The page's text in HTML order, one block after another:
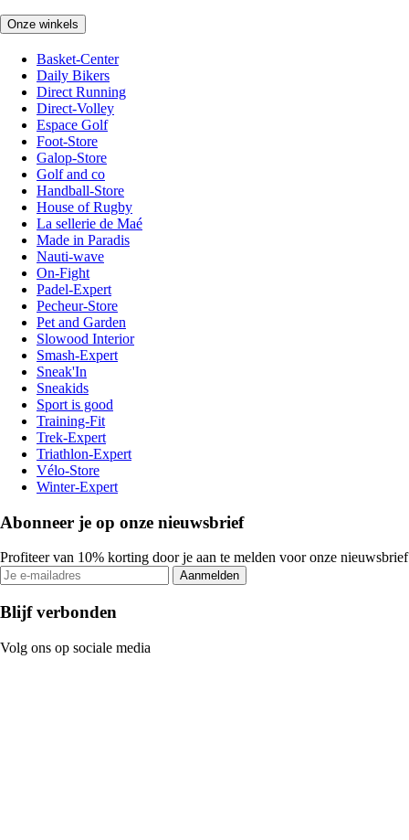
Onze winkels
Basket-Center
Daily Bikers
Direct Running
Direct-Volley
Espace Golf
Foot-Store
Galop-Store
Golf and co
Handball-Store
House of Rugby
La sellerie de Maé
Made in Paradis
Nauti-wave
On-Fight
Padel-Expert
Pecheur-Store
Pet and Garden
Slowood Interior
Smash-Expert
Sneak'In
Sneakids
Sport is good
Training-Fit
Trek-Expert
Triathlon-Expert
Vélo-Store
Winter-Expert
Abonneer je op onze nieuwsbrief
Profiteer van 10% korting door je aan te melden voor onze nieuwsbrief
Aanmelden
Blijf verbonden
Volg ons op sociale media